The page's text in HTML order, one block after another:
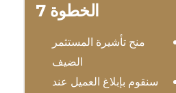
الخطوة 7
منح تأشيرة المستثمر
الضيف
سنقوم بإبلاغ العميل عند